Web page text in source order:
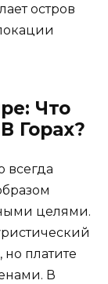
остров
Что
Горах?
всегда
целями.
платите
В